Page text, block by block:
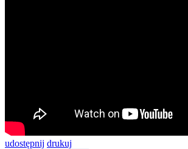
udostępnij drukuj